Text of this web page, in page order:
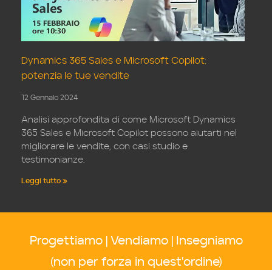
Dynamics 365 Sales e Microsoft Copilot:
potenzia le tue vendite
12 Gennaio 2024
Analisi approfondita di come Microsoft Dynamics
365 Sales e Microsoft Copilot possono aiutarti nel
migliorare le vendite, con casi studio e
testimonianze.
Leggi tutto »
Progettiamo | Vendiamo | Insegniamo
(non per forza in quest'ordine)